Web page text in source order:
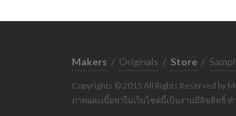
Makers / Originals / Store /
Copyrights © 2015 All Rights Reserved by
ภาพและเนื้อหาในเว็บไซต์นี้เป็นงานมีลิขสิทธิ์